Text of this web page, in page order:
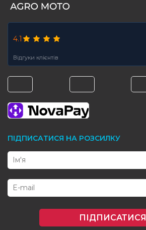
4.1
Відгуки клієнтів
ПІДПИСАТИСЯ НА РОЗСИЛКУ
ПІДПИСАТИСЯ